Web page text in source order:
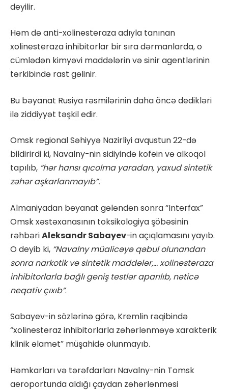
deyilir.
Həm də anti-xolinesteraza adıyla tanınan
xolinesteraza inhibitorlar bir sıra dərmanlarda, o
cümlədən kimyəvi maddələrin və sinir agentlərinin
tərkibində rast gəlinir.
Bu bəyanat Rusiya rəsmilərinin daha öncə dedikləri
ilə ziddiyyət təşkil edir.
Omsk regional Səhiyyə Nazirliyi avqustun 22-də
bildirirdi ki, Navalny-nin sidiyində kofein və alkoqol
tapılıb, “hər hansı qıcolma yaradan, yaxud sintetik
zəhər aşkarlanmayıb”.
Almaniyadan bəyanat gələndən sonra “Interfax”
Omsk xəstəxanasının toksikologiya şöbəsinin
rəhbəriAleksandr Sabayev-in açıqlamasını yayıb.
O deyib ki, “Navalny müalicəyə qəbul olunandan
sonra narkotik və sintetik maddələr,… xolinesteraza
inhibitorlarla bağlı geniş testlər aparılıb, nəticə
neqativ çıxıb”.
Sabayev-in sözlərinə görə, Kremlin rəqibində
“xolinesteraz inhibitorlarla zəhərlənməyə xarakterik
klinik əlamət” müşahidə olunmayıb.
Həmkarları və tərəfdarları Navalny-nin Tomsk
aeroportunda aldığı çaydan zəhərlənməsi